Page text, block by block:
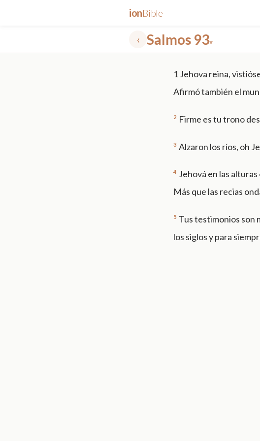
ionBible
‹ Salmos 93▾
1Jehova reina,
Afirmó también el
2 Firme es tu trono
3 Alzaron los ríos, oh
4 Jehová en las
Más que las recias
5 Tus testimonios son
los siglos y para